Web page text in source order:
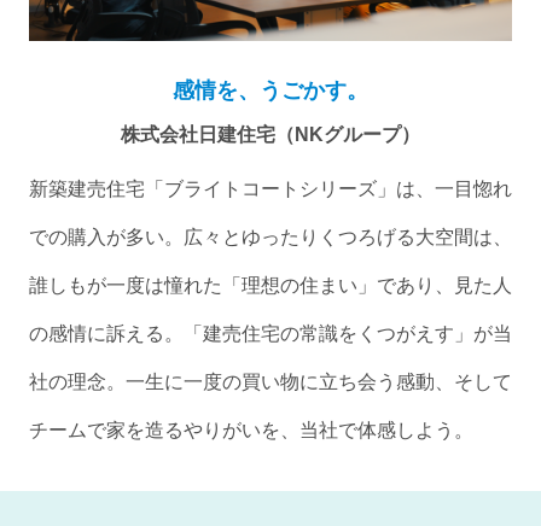
感情を、うごかす。
株式会社日建住宅（NKグループ）
新築建売住宅「ブライトコートシリーズ」は、一目惚れ
での購入が多い。広々とゆったりくつろげる大空間は、
誰しもが一度は憧れた「理想の住まい」であり、見た人
の感情に訴える。「建売住宅の常識をくつがえす」が当
社の理念。一生に一度の買い物に立ち会う感動、そして
チームで家を造るやりがいを、当社で体感しよう。